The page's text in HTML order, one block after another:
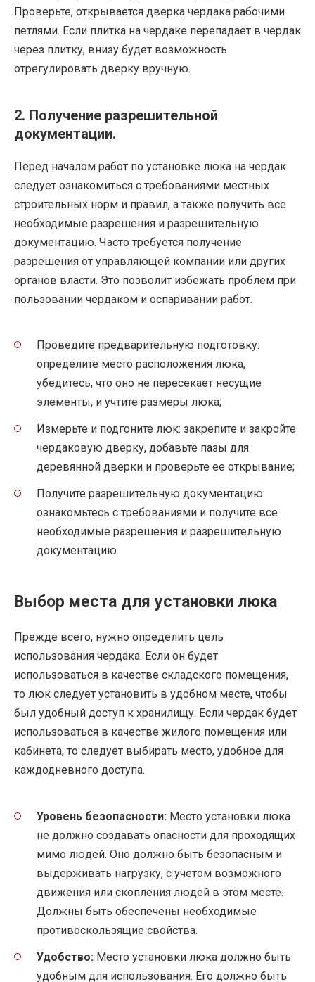
Проверьте, открывается дверка чердака рабочими
петлями. Если плитка на чердаке перепадает в чердак
через плитку, внизу будет возможность
отрегулировать дверку вручную.
2. Получение разрешительной
документации.
Перед началом работ по установке люка на чердак
следует ознакомиться с требованиями местных
строительных норм и правил, а также получить все
необходимые разрешения и разрешительную
документацию. Часто требуется получение
разрешения от управляющей компании или других
органов власти. Это позволит избежать проблем при
пользовании чердаком и оспаривании работ.
Проведите предварительную подготовку:
определите место расположения люка,
убедитесь, что оно не пересекает несущие
элементы, и учтите размеры люка;
Измерьте и подгоните люк: закрепите и закройте
чердаковую дверку, добавьте пазы для
деревянной дверки и проверьте ее открывание;
Получите разрешительную документацию:
ознакомьтесь с требованиями и получите все
необходимые разрешения и разрешительную
документацию.
Выбор места для установки люка
Прежде всего, нужно определить цель
использования чердака. Если он будет
использоваться в качестве складского помещения,
то люк следует установить в удобном месте, чтобы
был удобный доступ к хранилищу. Если чердак будет
использоваться в качестве жилого помещения или
кабинета, то следует выбирать место, удобное для
каждодневного доступа.
Уровень безопасности: Место установки люка
не должно создавать опасности для проходящих
мимо людей. Оно должно быть безопасным и
выдерживать нагрузку, с учетом возможного
движения или скопления людей в этом месте.
Должны быть обеспечены необходимые
противоскользящие свойства.
Удобство: Место установки люка должно быть
удобным для использования. Его должно быть